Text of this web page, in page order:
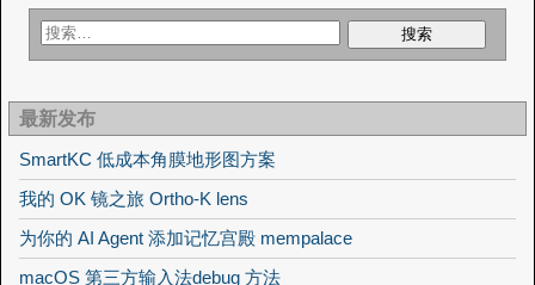
最新发布
SmartKC 低成本角膜地形图方案
我的 OK 镜之旅 Ortho-K lens
为你的 AI Agent 添加记忆宫殿 mempalace
macOS 第三方输入法debug 方法